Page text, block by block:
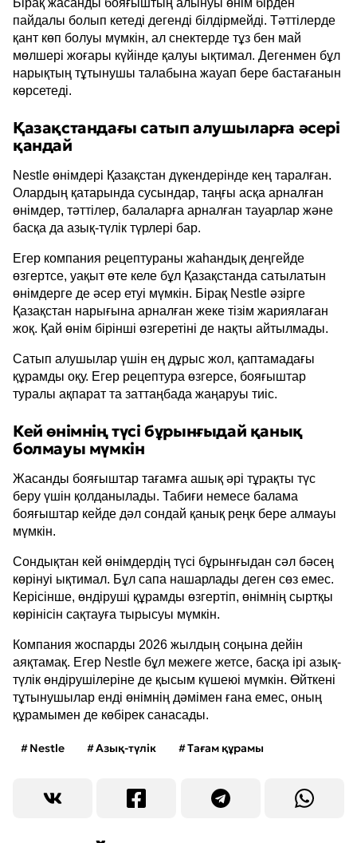
Бірақ жасанды бояғыштың алынуы өнім бірден
пайдалы болып кетеді дегенді білдірмейді. Тәттілерде
қант көп болуы мүмкін, ал снектерде тұз бен май
мөлшері жоғары күйінде қалуы ықтимал. Дегенмен бұл
нарықтың тұтынушы талабына жауап бере бастағанын
көрсетеді.
Қазақстандағы сатып алушыларға әсері
қандай
Nestle өнімдері Қазақстан дүкендерінде кең таралған.
Олардың қатарында сусындар, таңғы асқа арналған
өнімдер, тәттілер, балаларға арналған тауарлар және
басқа да азық-түлік түрлері бар.
Егер компания рецептураны жаһандық деңгейде
өзгертсе, уақыт өте келе бұл Қазақстанда сатылатын
өнімдерге де әсер етуі мүмкін. Бірақ Nestle әзірге
Қазақстан нарығына арналған жеке тізім жариялаған
жоқ. Қай өнім бірінші өзгеретіні де нақты айтылмады.
Сатып алушылар үшін ең дұрыс жол, қаптамадағы
құрамды оқу. Егер рецептура өзгерсе, бояғыштар
туралы ақпарат та заттаңбада жаңаруы тиіс.
Кей өнімнің түсі бұрынғыдай қанық
болмауы мүмкін
Жасанды бояғыштар тағамға ашық әрі тұрақты түс
беру үшін қолданылады. Табиғи немесе балама
бояғыштар кейде дәл сондай қанық реңк бере алмауы
мүмкін.
Сондықтан кей өнімдердің түсі бұрынғыдан сәл бәсең
көрінуі ықтимал. Бұл сапа нашарлады деген сөз емес.
Керісінше, өндіруші құрамды өзгертіп, өнімнің сыртқы
көрінісін сақтауға тырысуы мүмкін.
Компания жоспарды 2026 жылдың соңына дейін
аяқтамақ. Егер Nestle бұл межеге жетсе, басқа ірі азық-
түлік өндірушілеріне де қысым күшеюі мүмкін. Өйткені
тұтынушылар енді өнімнің дәмімен ғана емес, оның
құрамымен де көбірек санасады.
Nestle Азық-түлік Тағам құрамы